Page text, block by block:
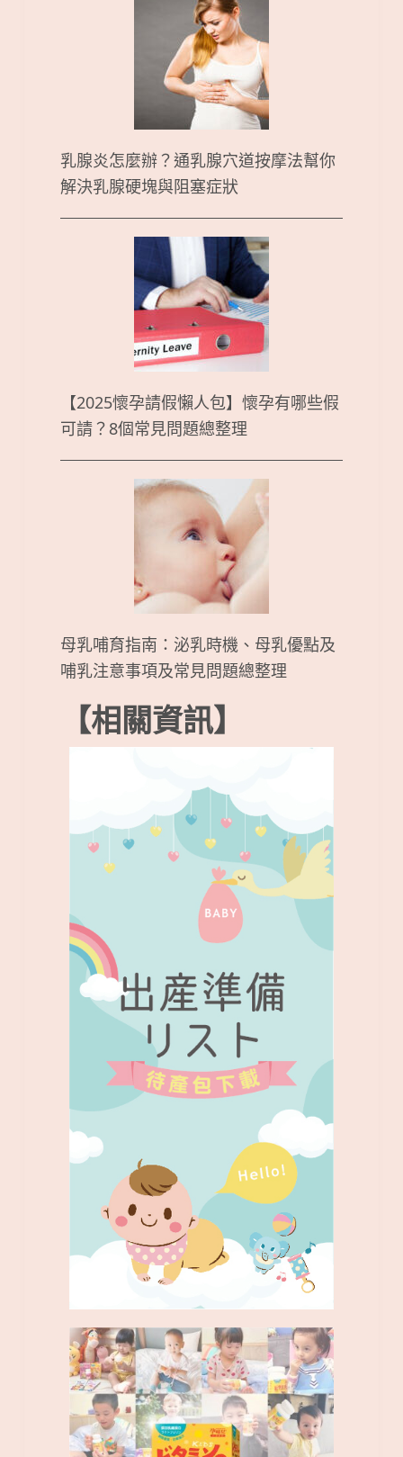
乳腺炎怎麼辦？通乳腺穴道按摩法幫你
解決乳腺硬塊與阻塞症狀
【2025懷孕請假懶人包】懷孕有哪些假
可請？8個常見問題總整理
母乳哺育指南：泌乳時機、母乳優點及
哺乳注意事項及常見問題總整理
【相關資訊】